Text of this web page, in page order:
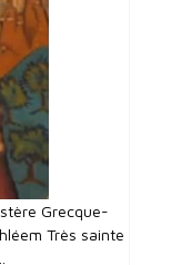
Grecque-
Très sainte